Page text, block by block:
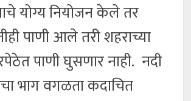
योग्य नियोजन केले तर
पाणी आले तरी शहराच्या
पाणी घुसणार नाही. नदी
भाग वगळता कदाचित